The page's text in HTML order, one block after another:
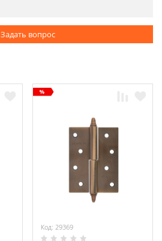
Задать вопрос
Код: 29369